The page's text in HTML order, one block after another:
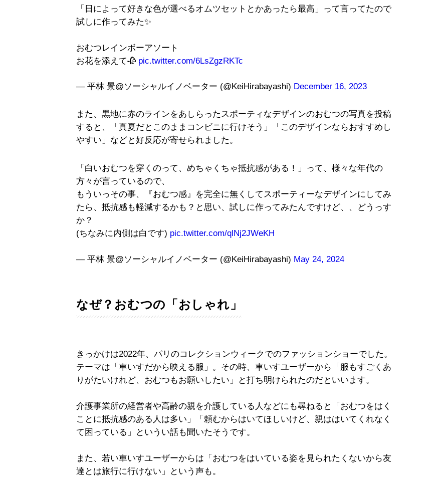
「日によって好きな色が選べるオムツセットとかあったら最高」って言ってたので
試しに作ってみた✨
おむつレインボーアソート
お花を添えて🥀 pic.twitter.com/6LsZgzRKTc
— 平林 景@ソーシャルイノベーター (@KeiHirabayashi) December 16, 2023
また、黒地に赤のラインをあしらったスポーティなデザインのおむつの写真を投稿
すると、「真夏だとこのままコンビニに行けそう」「このデザインならおすすめし
やすい」などと好反応が寄せられました。
「白いおむつを穿くのって、めちゃくちゃ抵抗感がある！」って、様々な年代の
方々が言っているので、
もういっその事、『おむつ感』を完全に無くしてスポーティーなデザインにしてみ
たら、抵抗感も軽減するかも？と思い、試しに作ってみたんですけど、、どうっす
か？
(ちなみに内側は白です) pic.twitter.com/qlNj2JWeKH
— 平林 景@ソーシャルイノベーター (@KeiHirabayashi) May 24, 2024
なぜ？おむつの「おしゃれ」
きっかけは2022年、パリのコレクションウィークでのファッションショーでした。
テーマは「車いすだから映える服」。その時、車いすユーザーから「服もすごくあ
りがたいけれど、おむつもお願いしたい」と打ち明けられたのだといいます。
介護事業所の経営者や高齢の親を介護している人などにも尋ねると「おむつをはく
ことに抵抗感のある人は多い」「頼むからはいてほしいけど、親ははいてくれなく
て困っている」というい話も聞いたそうです。
また、若い車いすユーザーからは「おむつをはいている姿を見られたくないから友
達とは旅行に行けない」という声も。